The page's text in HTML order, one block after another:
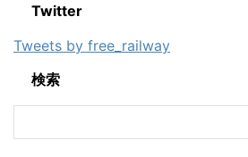
Twitter
Tweets by free_railway
検索